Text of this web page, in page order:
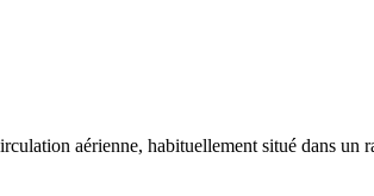
aérienne, habituellement situé dans un